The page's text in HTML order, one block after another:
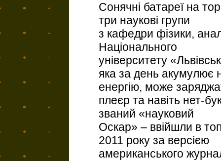
Сонячні батареї на
три наукові групи
з кафедри фізики,
Національного
університету
яка за день акумулює
енергію, може
плеєр та навіть нет-
званий «науковий
Оскар» – ввійшли в
2011 року за версією
американського